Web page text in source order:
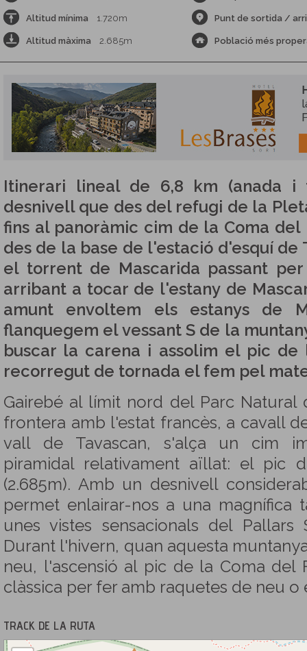
Altitud mínima 1.720m Punt de sortida /
Altitud màxima 2.685m Població més
Itinerari lineal de 6,8 km (anada i
desnivell que des del refugi de la
fins al panoràmic cim de la Coma del
des de la base de l'estació d'esquí de
el torrent de Mascarida passant
arribant a tocar de l'estany de
amunt envoltem els estanys de
flanquegem el vessant S de la
buscar la carena i assolim el pic de
recorregut de tornada el fem pel
Gairebé al límit nord del Parc Natural
frontera amb l'estat francès, a cavall
vall de Tavascan, s'alça un cim
piramidal relativament aïllat: el pic
(2.685m). Amb un desnivell
permet enlairar-nos a una magnífica
unes vistes sensacionals del Pallars
Durant l'hivern, quan aquesta
neu, l'ascensió al pic de la Coma del
clàssica per fer amb raquetes de neu o
TRACK DE LA RUTA